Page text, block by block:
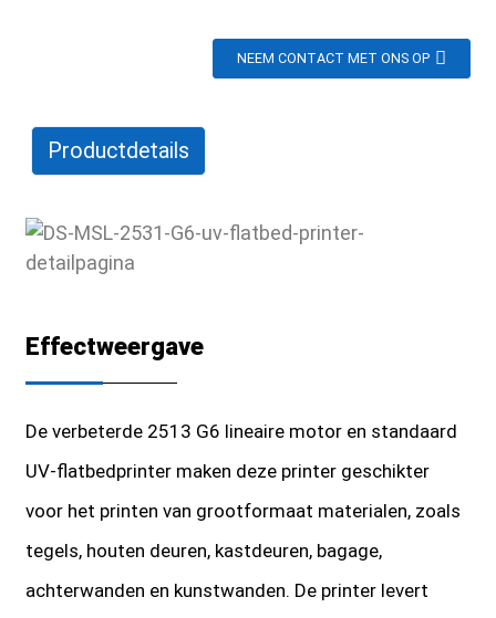
NEEM CONTACT MET ONS OP
Productdetails
Effectweergave
De verbeterde 2513 G6 lineaire motor en standaard
UV-flatbedprinter maken deze printer geschikter
voor het printen van grootformaat materialen, zoals
tegels, houten deuren, kastdeuren, bagage,
achterwanden en kunstwanden. De printer levert